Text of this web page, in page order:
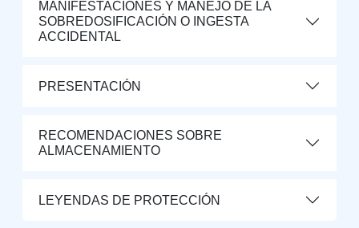
MANIFESTACIONES Y MANEJO DE LA
SOBREDOSIFICACIÓN O INGESTA
ACCIDENTAL
PRESENTACIÓN
RECOMENDACIONES SOBRE
ALMACENAMIENTO
LEYENDAS DE PROTECCIÓN